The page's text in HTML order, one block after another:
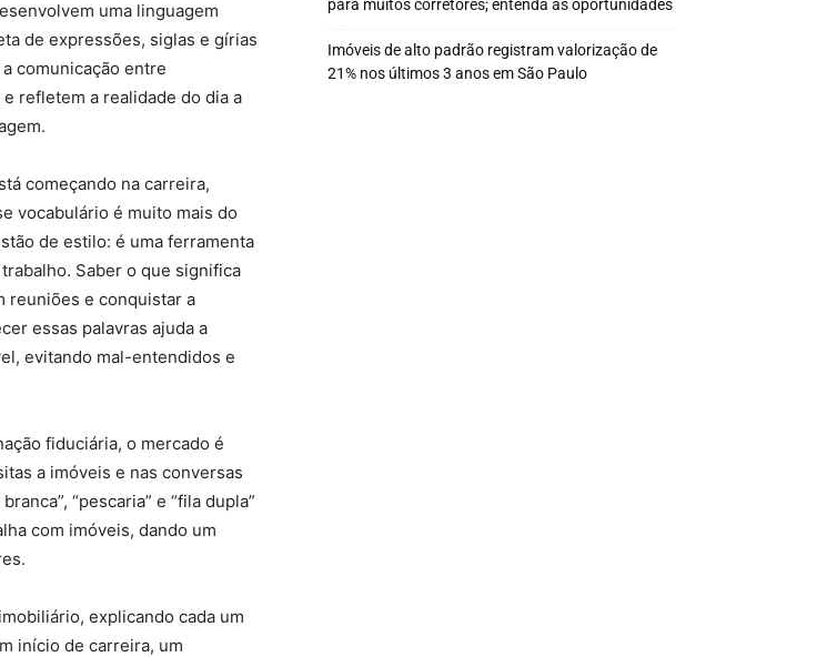
uma linguagem
de expressões, siglas e gírias
comunicação entre
refletem a realidade do dia a
começando na carreira,
vocabulário é muito mais do
de estilo: é uma ferramenta
Saber o que significa
reuniões e conquistar a
essas palavras ajuda a
evitando mal-entendidos e
fiduciária, o mercado é
a imóveis e nas conversas
“pescaria” e “fila dupla”
com imóveis, dando um
explicando cada um
início de carreira, um
para muitos corretores; entenda as oportunidades
Imóveis de alto padrão registram valorização de
21% nos últimos 3 anos em São Paulo